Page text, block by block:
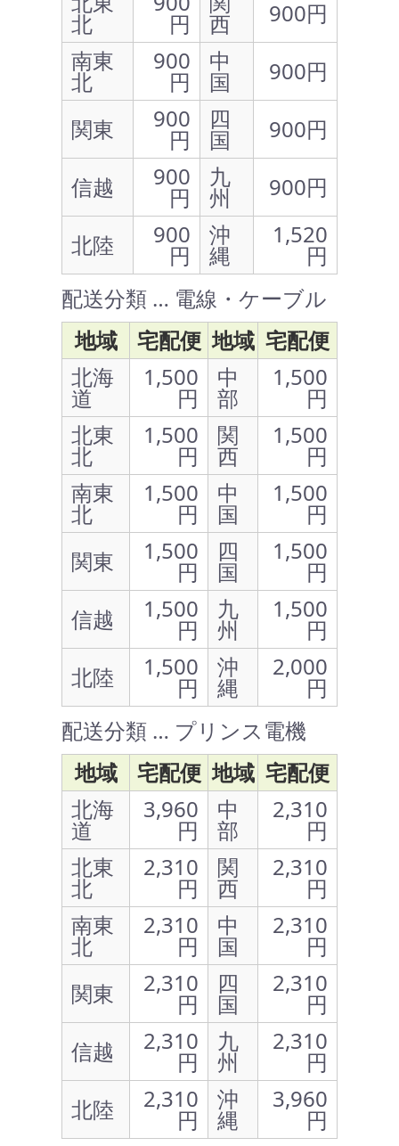
北 円 西
900円
南東
北
900
円
中
国
900円
関東
900
円
四
国
900円
信越
900
円
九
州
900円
北陸
900
円
沖
縄
1,520
円
配送分類 … 電線・ケーブル
地域
宅配便 地域 宅配便
北海
道
1,500
円
中
部
1,500
円
北東
北
1,500
円
関
西
1,500
円
南東
北
1,500
円
中
国
1,500
円
関東
1,500
円
四
国
1,500
円
信越
1,500
円
九
州
1,500
円
北陸
1,500
円
沖
縄
2,000
円
配送分類 … プリンス電機
地域
宅配便 地域 宅配便
北海
道
3,960
円
中
部
2,310
円
北東
北
2,310
円
関
西
2,310
円
南東
北
2,310
円
中
国
2,310
円
関東
2,310
円
四
国
2,310
円
信越
2,310
円
九
州
2,310
円
北陸
2,310
円
沖
縄
3,960
円